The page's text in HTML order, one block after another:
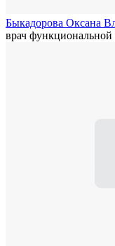
Быкадорова Оксана
врач функциональной